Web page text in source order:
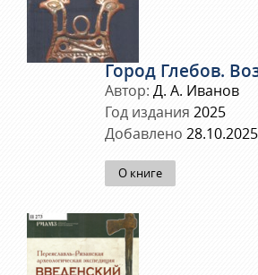
Город Глебов.
Автор: Д. А. Иванов
Год издания 2025
Добавлено 28.10.2025
О книге